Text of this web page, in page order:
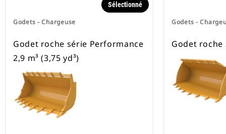
Godets - Chargeuse
Sélectionné
Godet roche série Performance
2,9 m³ (3,75 yd³)
Godets -
Godet roche